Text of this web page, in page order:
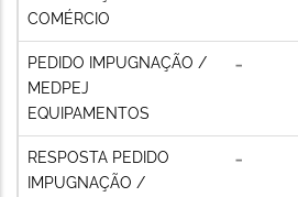
COMÉRCIO
PEDIDO IMPUGNAÇÃO /
MEDPEJ
EQUIPAMENTOS
RESPOSTA PEDIDO
IMPUGNAÇÃO /